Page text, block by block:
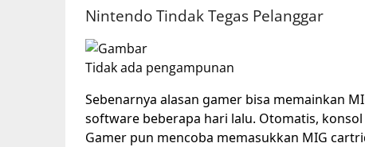
Nintendo Tindak Tegas Pelanggar
Tidak ada pengampunan
Sebenarnya alasan gamer bisa memainkan
software beberapa hari lalu. Otomatis,
Gamer pun mencoba memasukkan MIG